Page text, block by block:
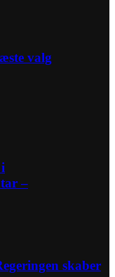
valg
–
skaber